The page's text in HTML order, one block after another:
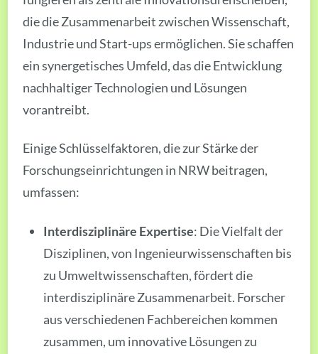
die die Zusammenarbeit zwischen Wissenschaft,
Industrie und Start-ups ermöglichen. Sie schaffen
ein synergetisches Umfeld, das die Entwicklung
nachhaltiger Technologien und Lösungen
vorantreibt.
Einige Schlüsselfaktoren, die zur Stärke der
Forschungseinrichtungen in NRW beitragen,
umfassen:
Interdisziplinäre Expertise: Die Vielfalt der
Disziplinen, von Ingenieurwissenschaften bis
zu Umweltwissenschaften, fördert die
interdisziplinäre Zusammenarbeit. Forscher
aus verschiedenen Fachbereichen kommen
zusammen, um innovative Lösungen zu